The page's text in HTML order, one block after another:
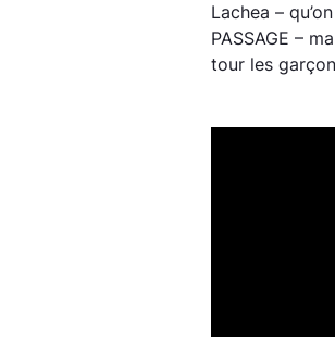
Lachea –
PASSAGE –
tour les